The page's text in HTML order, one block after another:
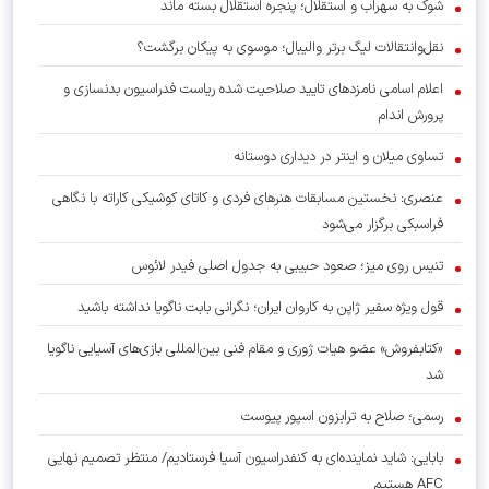
شوک به سهراب و استقلال؛ پنجره استقلال بسته ماند
نقل‌وانتقالات لیگ برتر والیبال؛ موسوی به پیکان برگشت؟
اعلام اسامی نامزدهای تایید صلاحیت شده ریاست فدراسیون بدنسازی و
پرورش اندام
تساوی میلان و اینتر در دیداری دوستانه
عنصری: نخستین مسابقات هنرهای فردی و کاتای کوشیکی کاراته با نگاهی
فراسبکی برگزار می‌شود
تنیس روی میز؛ صعود حبیبی به جدول اصلی فیدر لائوس
قول ویژه سفیر ژاپن به کاروان ایران؛ نگرانی بابت ناگویا نداشته باشید
«کتابفروش» عضو هیات ژوری و مقام فنی بین‌المللی بازی‌های آسیایی ناگویا
شد
رسمی؛ صلاح به ترابزون اسپور پیوست
بابایی: شاید نماینده‌ای به کنفدراسیون آسیا فرستادیم/ منتظر تصمیم نهایی
AFC هستیم